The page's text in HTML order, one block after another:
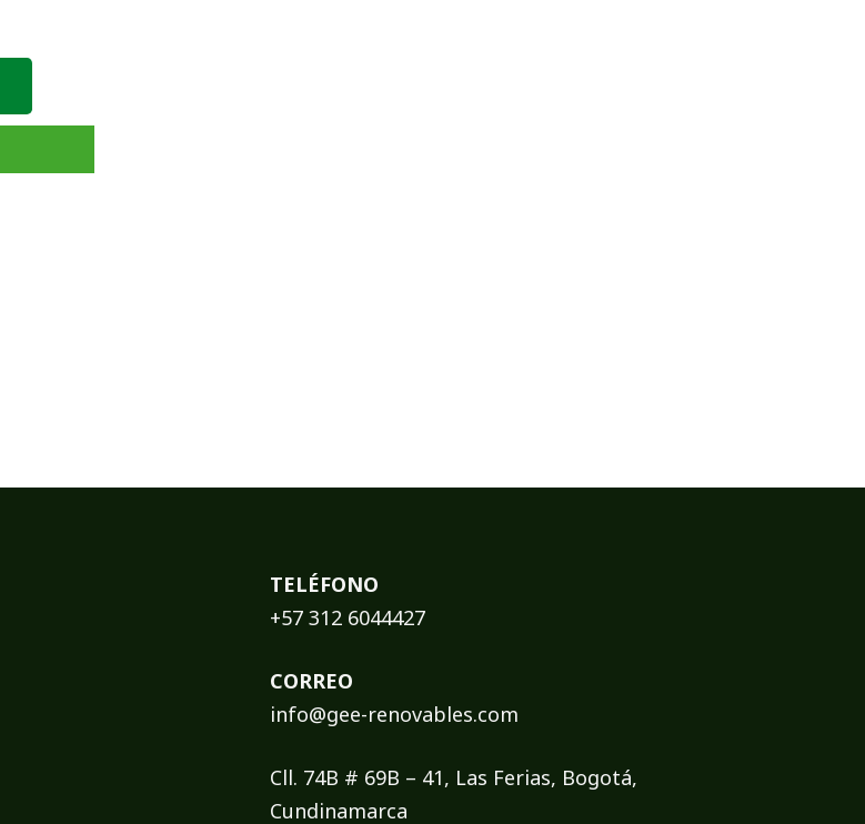
TELÉFONO
+57 312 6044427
CORREO
info@gee-renovables.com
Cll. 74B # 69B – 41, Las Ferias, Bogotá,
Cundinamarca